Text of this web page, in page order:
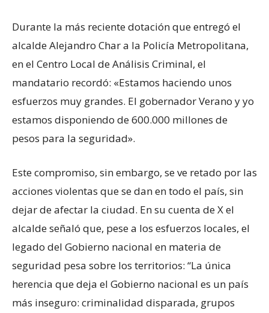
Durante la más reciente dotación que entregó el
alcalde Alejandro Char a la Policía Metropolitana,
en el Centro Local de Análisis Criminal, el
mandatario recordó: «Estamos haciendo unos
esfuerzos muy grandes. El gobernador Verano y yo
estamos disponiendo de 600.000 millones de
pesos para la seguridad».
Este compromiso, sin embargo, se ve retado por las
acciones violentas que se dan en todo el país, sin
dejar de afectar la ciudad. En su cuenta de X el
alcalde señaló que, pese a los esfuerzos locales, el
legado del Gobierno nacional en materia de
seguridad pesa sobre los territorios: “La única
herencia que deja el Gobierno nacional es un país
más inseguro: criminalidad disparada, grupos